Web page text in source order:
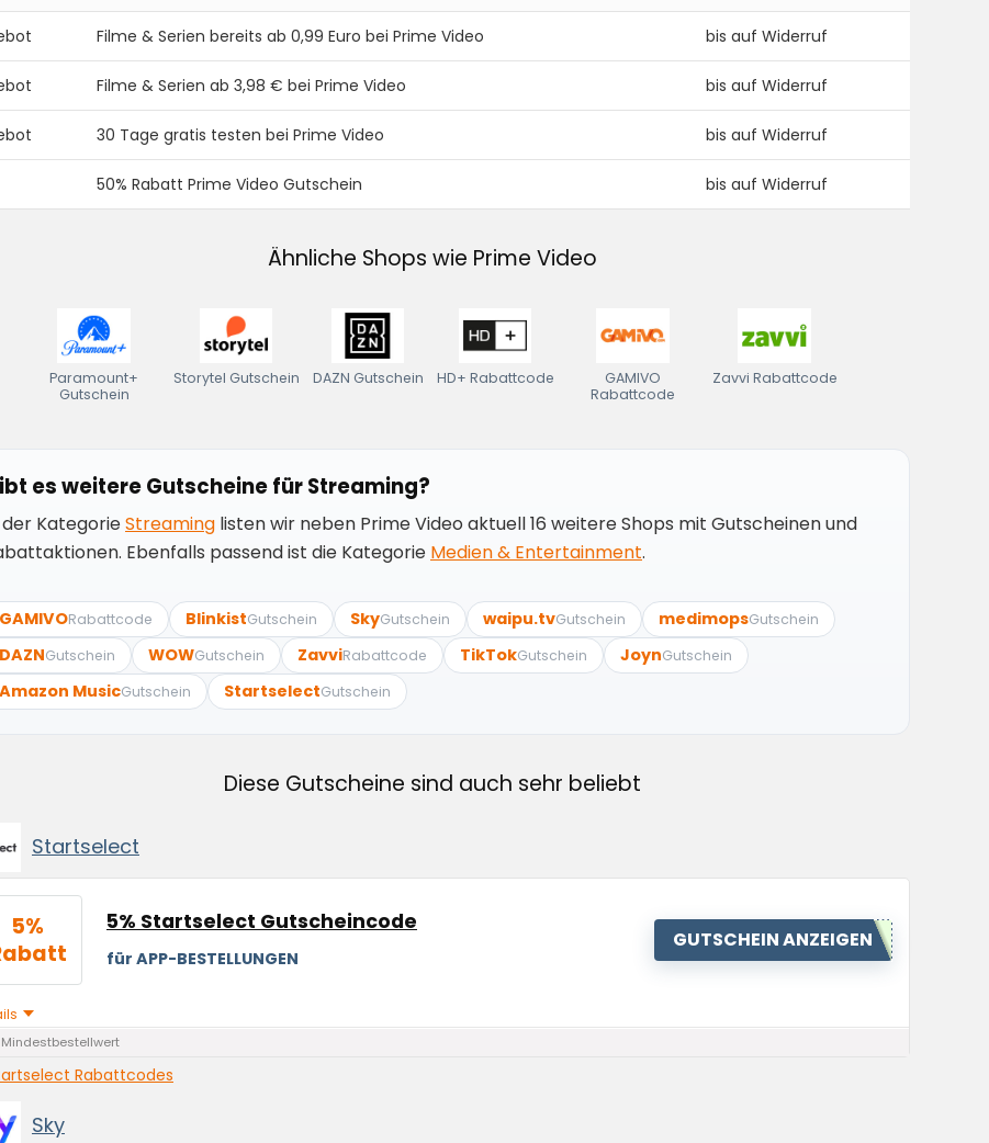
Filme & Serien bereits ab 0,99 Euro bei Prime Video bis auf Widerruf
Filme & Serien ab 3,98 € bei Prime Video bis auf Widerruf
30 Tage gratis testen bei Prime Video bis auf Widerruf
50% Rabatt Prime Video Gutschein bis auf Widerruf
Ähnliche Shops wie Prime Video
Paramount+
Gutschein
Storytel Gutschein DAZN Gutschein HD+ Rabattcode
GAMIVO
Rabattcode
Zavvi Rabattcode
es weitere Gutscheine für Streaming?
der KategorieStreaming listen wir neben Prime Video aktuell 16 weitere Shops mit Gutscheinen und
Ebenfalls passend ist die Kategorie Medien & Entertainment.
GAMIVORabattcode BlinkistGutschein SkyGutschein waipu.tvGutschein medimopsGutschein
DAZNGutschein WOWGutschein ZavviRabattcode TikTokGutschein JoynGutschein
Amazon MusicGutschein StartselectGutschein
Diese Gutscheine sind auch sehr beliebt
Startselect
5%
5% Startselect Gutscheincode
für APP-BESTELLUNGEN
GUTSCHEIN ANZEIGEN
Mindestbestellwert
Rabattcodes
Sky